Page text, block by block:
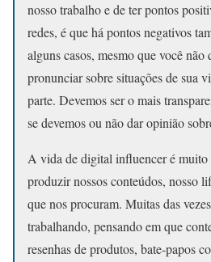
nosso trabalho e de ter pontos
redes, é que há pontos negativos
alguns casos, mesmo que você não
pronunciar sobre situações de sua
parte. Devemos ser o mais
se devemos ou não dar opinião
A vida de digital influencer é muito
produzir nossos conteúdos, nosso
que nos procuram. Muitas das
trabalhando, pensando em que
resenhas de produtos, bate-papos